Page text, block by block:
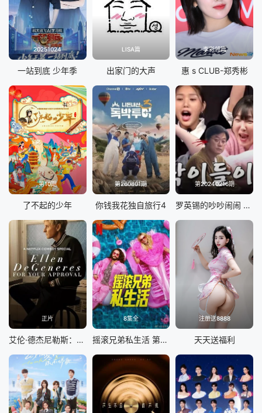
20251024
一站到底 少年季
LISA篇
出家门的大声
李彩领篇
惠 s CLUB-郑秀彬
第10期
了不起的少年
第260801期
你钱我花独自旅行4
第20240216期
罗英锡的吵吵闹闹 蹦蹦地球游戏厅篇
正片
艾伦·德杰尼勒斯：请你许可
8集全
摇滚兄弟私生活 第二季
注册送8888
天天送福利